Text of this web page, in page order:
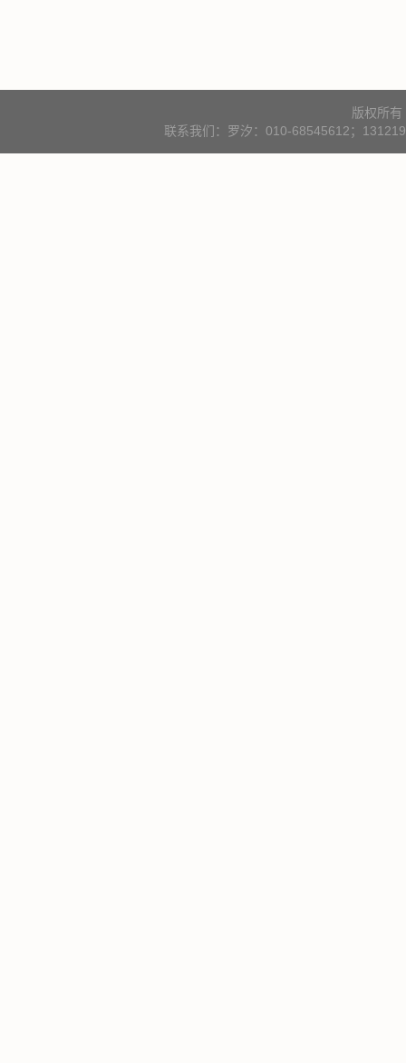
版权所
联系我们：罗汐：010-68545612；